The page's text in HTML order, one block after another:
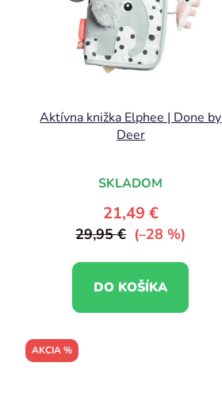
Aktívna knižka Elphee | Done by
Deer
SKLADOM
21,49 €
29,95 € (–28 %)
DO KOŠÍKA
AKCIA %